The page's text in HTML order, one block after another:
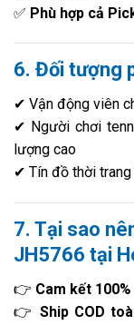
✅ Phù hợp cả
6. Đối tượng
✔ Vận động viên
✔ Người chơi
lượng cao
✔ Tín đồ thời trang
7. Tại sao
JH5766 tại
👉 Cam kết
👉 Ship COD